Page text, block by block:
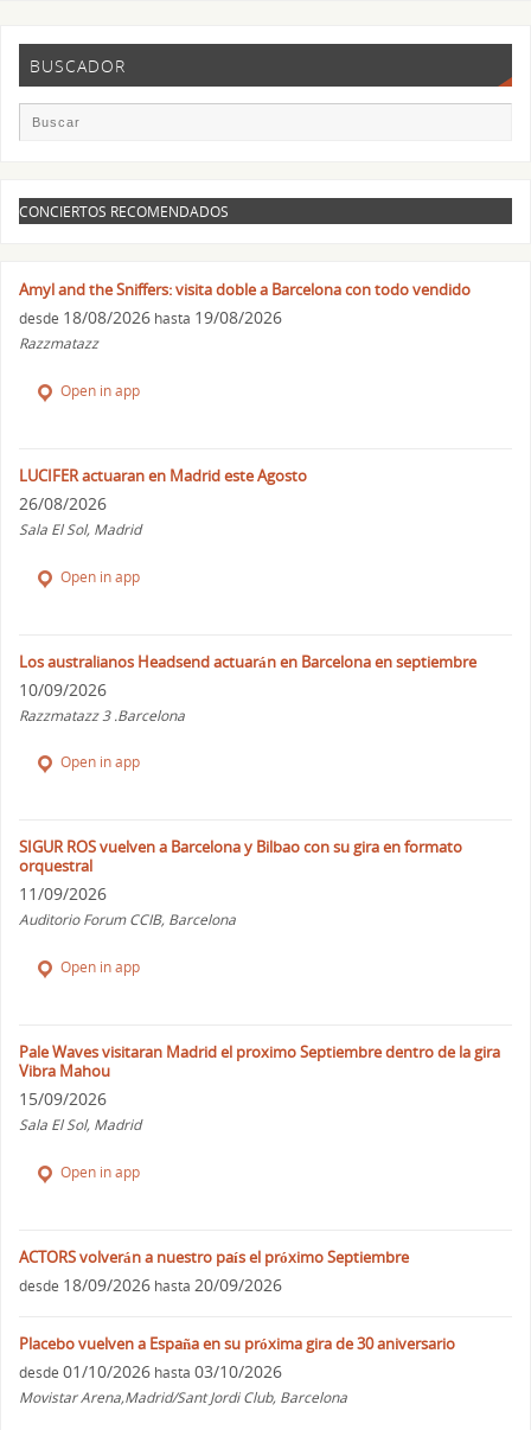
BUSCADOR
CONCIERTOS RECOMENDADOS
Amyl and the Sniffers: visita doble a Barcelona con todo vendido
desde 18/08/2026 hasta 19/08/2026
Razzmatazz
Open in app
LUCIFER actuaran en Madrid este Agosto
26/08/2026
Sala El Sol, Madrid
Open in app
Los australianos Headsend actuarán en Barcelona en septiembre
10/09/2026
Razzmatazz 3 .Barcelona
Open in app
SIGUR ROS vuelven a Barcelona y Bilbao con su gira en formato
orquestral
11/09/2026
Auditorio Forum CCIB, Barcelona
Open in app
Pale Waves visitaran Madrid el proximo Septiembre dentro de la gira
Vibra Mahou
15/09/2026
Sala El Sol, Madrid
Open in app
ACTORS volverán a nuestro país el próximo Septiembre
desde 18/09/2026 hasta 20/09/2026
Placebo vuelven a España en su próxima gira de 30 aniversario
desde 01/10/2026 hasta 03/10/2026
Movistar Arena,Madrid/Sant Jordi Club, Barcelona